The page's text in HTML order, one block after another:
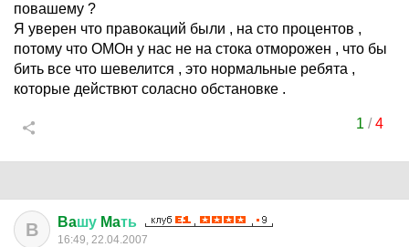
повашему ?
Я уверен что правокаций были , на сто процентов ,
потому что ОМОн у нас не на стока отморожен , что бы
бить все что шевелится , это нормальные ребята ,
которые действют соласно обстановке .
1 /4
B Baшу Maть
16:49, 22.04.2007